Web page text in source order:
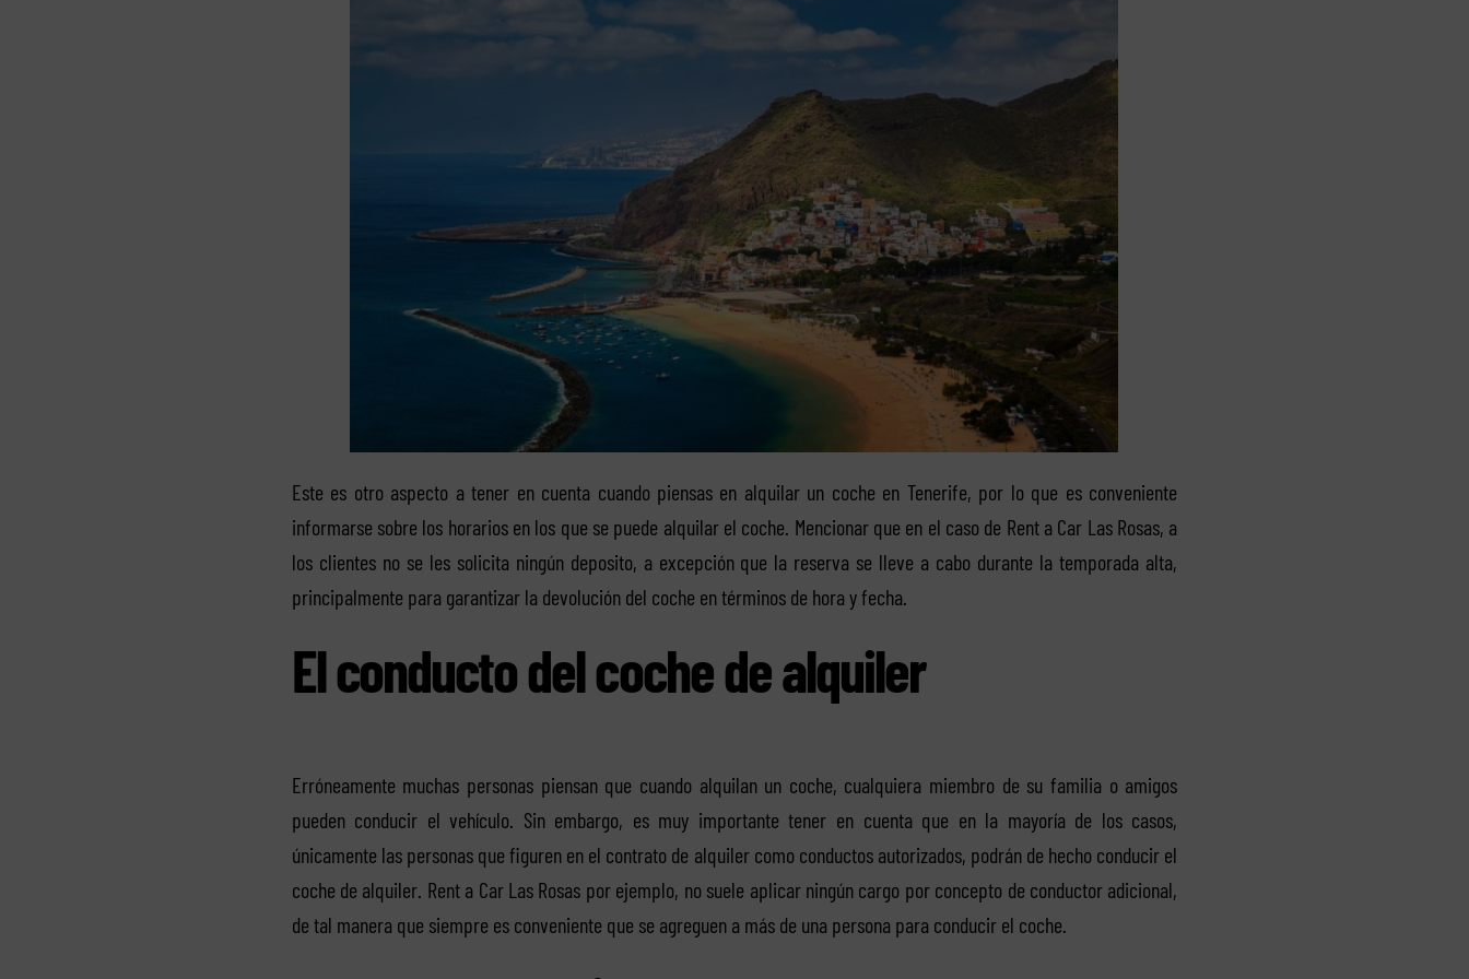
Este es otro aspecto a tener en cuenta cuando piensas en alquilar un coche en Tenerife, por lo que es conveniente
informarse sobre los horarios en los que se puede alquilar el coche. Mencionar que en el caso de Rent a Car Las Rosas, a
los clientes no se les solicita ningún deposito, a excepción que la reserva se lleve a cabo durante la temporada alta,
principalmente para garantizar la devolución del coche en términos de hora y fecha.
El conducto del coche de alquiler
Erróneamente muchas personas piensan que cuando alquilan un coche, cualquiera miembro de su familia o amigos
pueden conducir el vehículo. Sin embargo, es muy importante tener en cuenta que en la mayoría de los casos,
únicamente las personas que figuren en el contrato de alquiler como conductos autorizados, podrán de hecho conducir el
coche de alquiler. Rent a Car Las Rosas por ejemplo, no suele aplicar ningún cargo por concepto de conductor adicional,
de tal manera que siempre es conveniente que se agreguen a más de una persona para conducir el coche.